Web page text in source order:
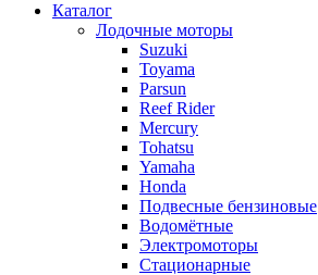
Каталог
Лодочные моторы
Suzuki
Toyama
Parsun
Reef Rider
Mercury
Tohatsu
Yamaha
Honda
Подвесные бензиновые
Водомётные
Электромоторы
Стационарные